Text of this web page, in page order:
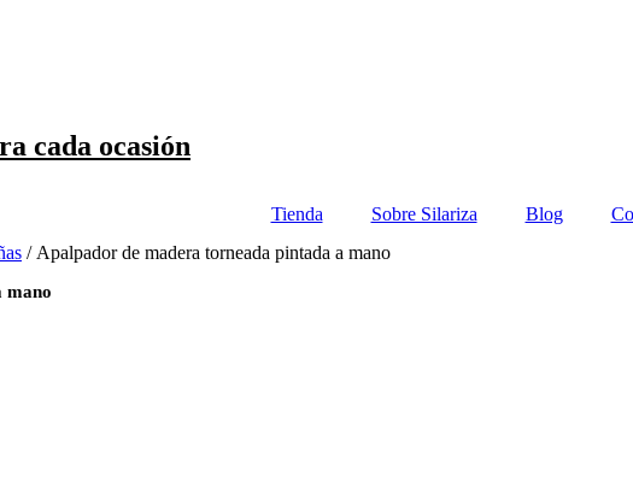
cada ocasión
Tienda Sobre Silariza Blog
/ Apalpador de madera torneada pintada a mano
mano